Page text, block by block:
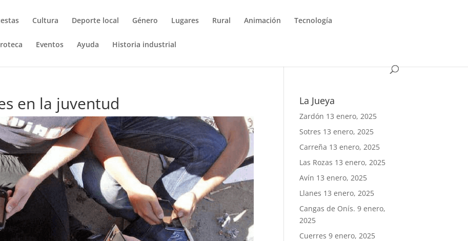
Cultura Deporte local Género Lugares Rural Animación Tecnología
Eventos Ayuda Historia industrial
en la juventud La Jueya
Zardón 13 enero, 2025
Sotres 13 enero, 2025
Carreña 13 enero, 2025
Las Rozas 13 enero, 2025
Avín 13 enero, 2025
Llanes 13 enero, 2025
Cangas de Onís. 9 enero,
2025
Cuerres 9 enero, 2025